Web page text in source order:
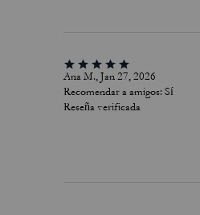
Ana M., Jan 27, 2026
Recomendar a amigos: Sí
Reseña verificada